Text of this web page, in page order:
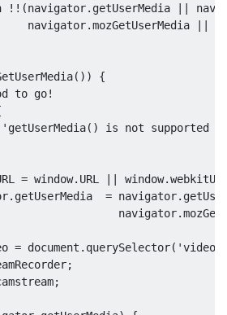
!!(navigator.getUserMedia ||
navigator.mozGetUserMedia ||
{
to go!
'getUserMedia() is not supported
= window.URL || window
=
= document .querySelector( 'video'